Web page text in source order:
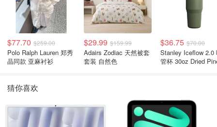
$77.70 $259.00
Polo Ralph Lauren 郑秀
晶同款 亚麻衬衫
$29.99 $159.99
Adairs Zodiac 天然被套
套装 自然色
$36.75 $70.00
Stanley Iceflow 2.0 吸
管杯 30oz Dried
猜你喜欢